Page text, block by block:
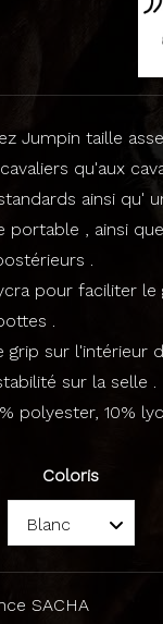
Jumpin taille
qu'aux
ainsi qu'
, ainsi
.
pour faciliter le
.
grip sur l'intérieur
sur la selle .
polyester, 10%
Coloris
SACHA